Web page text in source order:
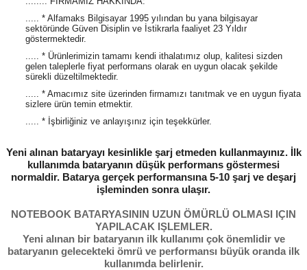
..... * Alfamaks Bilgisayar 1995 yılından bu yana bilgisayar
sektöründe Güven Disiplin ve İstikrarla faaliyet 23 Yıldır
göstermektedir.
..... * Ürünlerimizin tamamı kendi ithalatımız olup, kalitesi sizden
gelen taleplerle fiyat performans olarak en uygun olacak şekilde
sürekli düzeltilmektedir.
..... * Amacımız site üzerinden firmamızı tanıtmak ve en uygun fiyata
sizlere ürün temin etmektir.
..... * İşbirliğiniz ve anlayışınız için teşekkürler.
Yeni alınan bataryayı kesinlikle şarj etmeden kullanmayınız. İlk
kullanımda bataryanın düşük performans göstermesi
normaldir. Batarya gerçek performansına 5-10 şarj ve deşarj
işleminden sonra ulaşır.
NOTEBOOK BATARYASININ UZUN ÖMÜRLÜ OLMASI IÇIN
YAPILACAK IŞLEMLER.
Yeni alınan bir bataryanın ilk kullanımı çok önemlidir ve
bataryanın gelecekteki ömrü ve performansı büyük oranda ilk
kullanımda belirlenir.